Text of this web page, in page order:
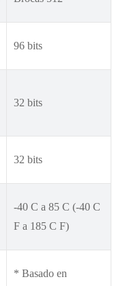
96 bits
32 bits
32 bits
-40 C a 85 C (-40 C
F a 185 C F)
* Basado en